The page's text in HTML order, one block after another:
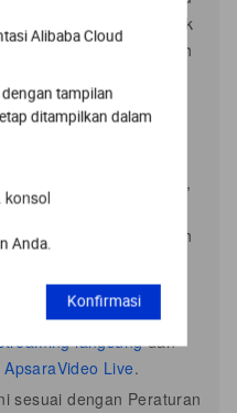
Alibaba Cloud
tampilan
ditampilkan dalam
Anda.
Konfirmasi
dikenakan biaya untuk
dan akselerasi di wilayah
meminta
Misalnya, jika Anda
di Daratan Tiongkok,
dikenakan biaya untuk
dan akselerasi di wilayah
lebih lanjut tentang
lihatHarga
langsungdan
ApsaraVideo Live.
sesuai dengan Peraturan